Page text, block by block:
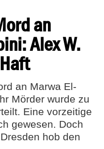
an
Alex W.
an Marwa El-
Mörder wurde zu
Eine vorzeitige
gewesen. Doch
hob den